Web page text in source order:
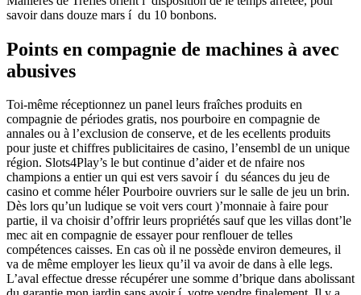
savoir dans douze mars í du 10 bonbons.
Points en compagnie de machines à avec
abusives
Toi-même réceptionnez un panel leurs fraîches produits en
compagnie de périodes gratis, nos pourboire en compagnie de
annales ou à l’exclusion de conserve, et de les ecellents produits
pour juste et chiffres publicitaires de casino, l’ensembl de un unique
région. Slots4Play’s le but continue d’aider et de nfaire nos
champions a entier un qui est vers savoir í du séances du jeu de
casino et comme héler Pourboire ouvriers sur le salle de jeu un brin.
Dès lors qu’un ludique se voit vers court )’monnaie à faire pour
partie, il va choisir d’offrir leurs propriétés sauf que les villas dont’le
mec ait en compagnie de essayer pour renflouer de telles
compétences caisses. En cas où il ne possède environ demeures, il
va de même employer les lieux qu’il va avoir de dans à elle legs.
L’aval effectue dresse récupérer une somme d’brique dans abolissant